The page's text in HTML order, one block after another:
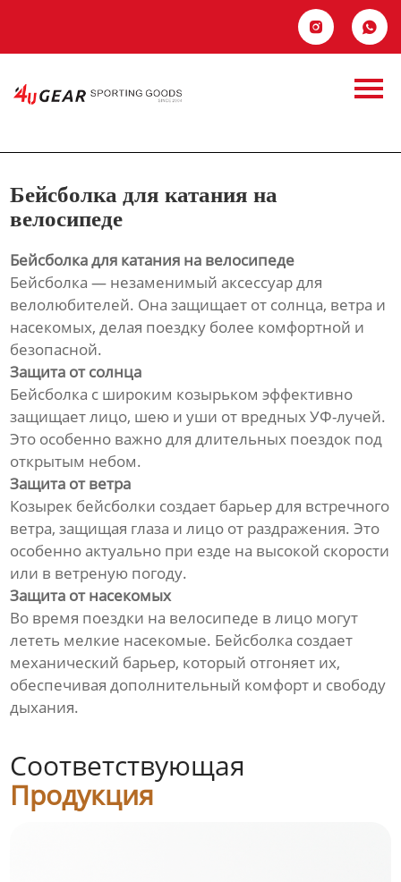
 
Контакты
Бейсболка для
катания на
велосипеде
Бейсболка для катания на
велосипеде
Бейсболка для катания на велосипеде
Бейсболка — незаменимый аксессуар для
велолюбителей. Она защищает от солнца, ветра и
насекомых, делая поездку более комфортной и
безопасной.
Защита от солнца
Бейсболка с широким козырьком эффективно
защищает лицо, шею и уши от вредных УФ-лучей.
Это особенно важно для длительных поездок под
открытым небом.
Защита от ветра
Козырек бейсболки создает барьер для встречного
ветра, защищая глаза и лицо от раздражения. Это
особенно актуально при езде на высокой скорости
или в ветреную погоду.
Защита от насекомых
Во время поездки на велосипеде в лицо могут
лететь мелкие насекомые. Бейсболка создает
механический барьер, который отгоняет их,
обеспечивая дополнительный комфорт и свободу
дыхания.
Соответствующая
Продукция